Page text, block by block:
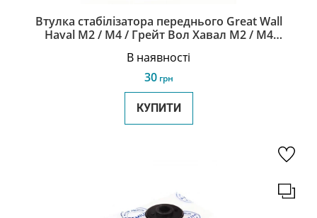
Втулка стабілізатора переднього Great Wall
Haval M2 / M4 / Грейт Вол Хавал М2 / М4
В наявності
30грн
КУПИТИ